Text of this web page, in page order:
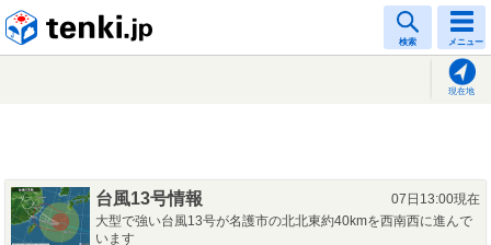
検索 メニュー
現在地
台風13号情報
07日13:00現在
大型で強い台風13号が名護市の北北東約40kmを西南西に進んで
います